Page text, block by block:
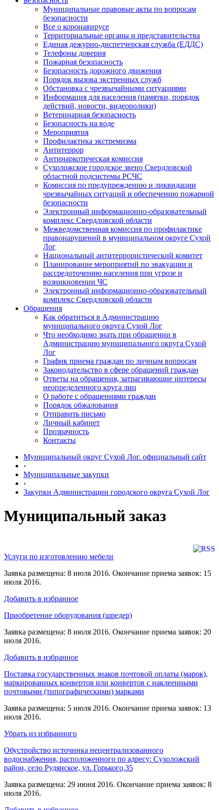
Муниципальные правовые акты по вопросам
безопасности
Все о коронавирусе
Территориальные органы и представительства
Единая дежурно-диспетчерская служба (ЕДДС)
Телефоны доверия
Пожарная безопасность
Безопасность дорожного движения
Порядок вызова экстренных служб
Обстановка с чрезвычайными ситуациями
Информация для населения (памятки, порядок
действий, новости, видеоролики)
Ветеринарная безопасность
Безопасность на воде
Мероприятия
Профилактика экстремизма
Антитеррор
Антинаркотическая комиссия
Сухоложское городское звено Свердловской
областной подсистемы РСЧС
Комиссия по предупреждению и ликвидации
чрезвычайных ситуаций и обеспечению пожарной
безопасности
Электронный информационно-образовательный
комплекс Cвердловской области
Межведомственная комиссия по профилактике
правонарушений в муниципальном округе Сухой
Лог
Национальный антитеррористический комитет
Планирование мероприятий по эвакуации и
рассредоточению населения при угрозе и
возникновении ЧС
Электронный информационно-образовательный
комплекс Свердловской области
Обращения
Как обратиться в Администрацию
муниципального округа Сухой Лог
Что необходимо знать при обращении в
Администрацию муниципального округа Сухой
Лог
График приема граждан по личным вопросам
Законодательство в сфере обращений граждан
Ответы на обращения, затрагивающие интересы
неопределенного круга лиц
О работе с обращениями граждан
Порядок обжалования
Отправить письмо
Личный кабинет
Прозрачность
Контакты
Муниципальный округ Сухой Лог. официальный сайт
›
Муниципальные закупки
›
Закупки Администрации городского округа Сухой Лог
Муниципальный заказ
Услуги по изготовлению мебели
Заявка размещена: 8 июля 2016. Окончание приема заявок: 15
июля 2016.
Добавить в избранное
Приобретение оборудования (шредер)
Заявка размещена: 8 июля 2016. Окончание приема заявок: 20
июля 2016.
Добавить в избранное
Поставка государственных знаков почтовой оплаты (марок),
маркированных конвертов или конвертов с наклеенными
почтовыми (типографическими) марками
Заявка размещена: 5 июля 2016. Окончание приема заявок: 13
июля 2016.
Убрать из избранного
Обустройство источника нецентрализованного
водоснабжения, расположенного по адресу: Сухоложский
район, село Рудянское, ул. Горького,35
Заявка размещена: 29 июня 2016. Окончание приема заявок: 8
июля 2016.